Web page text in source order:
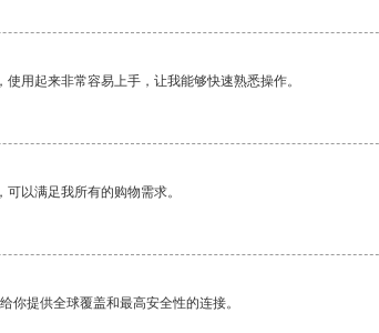
用起来非常容易上手，让我能够快速熟悉操作。
以满足我所有的购物需求。
你提供全球覆盖和最高安全性的连接。